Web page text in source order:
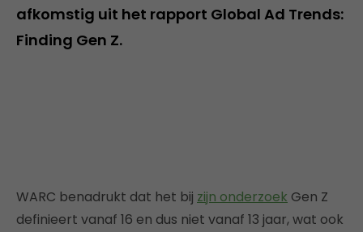
afkomstig uit het rapport Global Ad Trends:
Finding Gen Z.
WARC benadrukt dat het bij zijn onderzoek Gen Z
definieert vanaf 16 en dus niet vanaf 13 jaar, wat ook